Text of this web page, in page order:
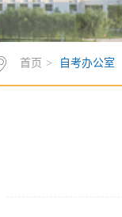
首页 > 自考办公室